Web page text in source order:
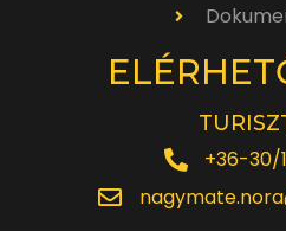
+36-30/